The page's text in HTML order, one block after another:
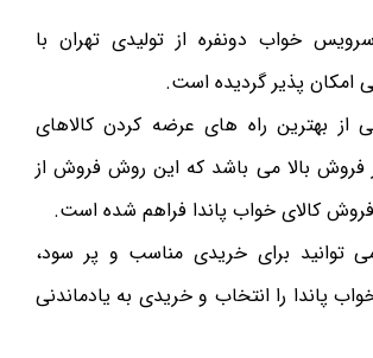
خواب دونفره از تولیدی تهران با
امکان پذیر گردیده است.
بهترین راه های عرضه کردن کالاهای
فروش بالا می باشد که این روش فروش از
کالای خواب پاندا فراهم شده است.
توانید برای خریدی مناسب و پر سود،
پاندا را انتخاب و خریدی به یادماندنی